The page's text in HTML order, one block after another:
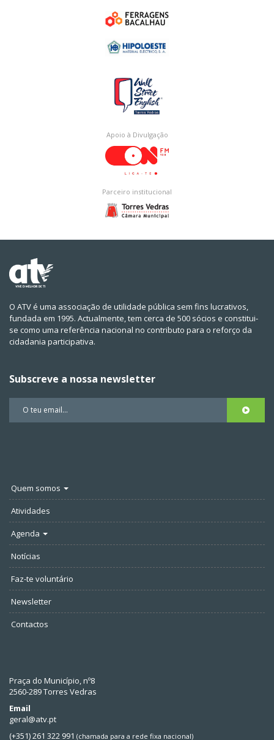
Apoio à Divulgação
Parceiro institucional
O ATV é uma associação de utilidade pública sem fins lucrativos,
fundada em 1995. Actualmente, tem cerca de 500 sócios e constitui-
se como uma referência nacional no contributo para o reforço da
cidadania participativa.
Subscreve a nossa newsletter
Quem somos
Atividades
Agenda
Notícias
Faz-te voluntário
Newsletter
Contactos
Praça do Município, nº8
2560-289 Torres Vedras
Email
geral@atv.pt
(+351) 261 322 991 (chamada para a rede fixa nacional)